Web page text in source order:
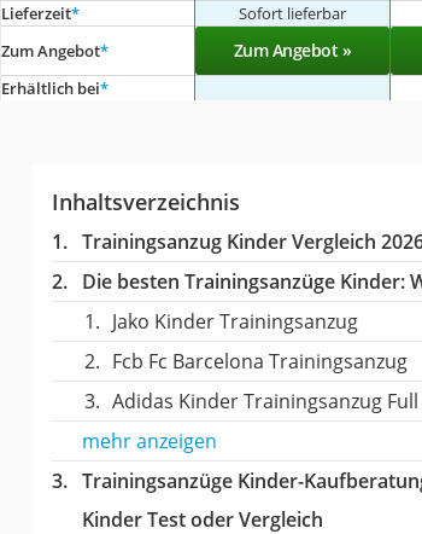
Lieferzeit* Sofort lieferbar
Zum Angebot* Zum Angebot »
Erhältlich bei*
Inhaltsverzeichnis
Trainingsanzug Kinder Vergleich
Die besten Trainingsanzüge Kinder:
Jako Kinder Trainingsanzug
Fcb Fc Barcelona Trainingsanzug
Adidas Kinder Trainingsanzug
mehr anzeigen
Trainingsanzüge Kinder-
Kinder Test oder Vergleich